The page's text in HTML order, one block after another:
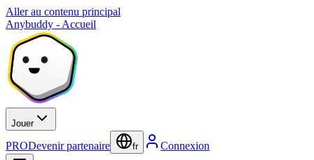
Aller au contenu principal
Anybuddy - Accueil
Jouer
PRODevenir partenaire fr Connexion